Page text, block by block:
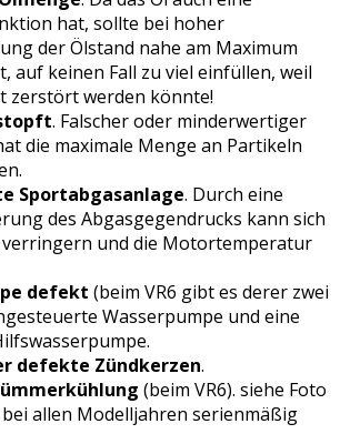
hat, sollte bei hoher
der Ölstand nahe am Maximum
auf keinen Fall zu viel einfüllen, weil
zerstört werden könnte!
. Falscher oder minderwertiger
die maximale Menge an Partikeln
Sportabgasanlage. Durch eine
des Abgasgegendrucks kann sich
und die Motortemperatur
defekt (beim VR6 gibt es derer zwei
Wasserpumpe und eine
defekte Zündkerzen.
(beim VR6). siehe Foto
allen Modelljahren serienmäßig